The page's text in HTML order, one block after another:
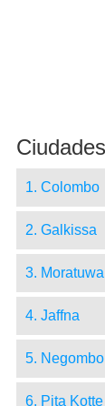
1. Colombo
2. Galkissa
3. Moratuwa
4. Jaffna
5. Negombo
6. Pita Kotte